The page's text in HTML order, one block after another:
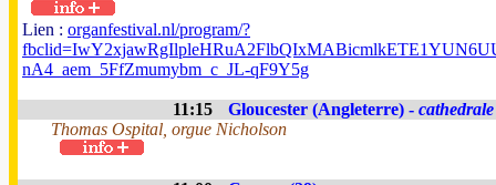
Lien : organfestival.nl/program/?
nA4_aem_5FfZmumybm_c_JL-qF9Y5g
11:15 Gloucester (Angleterre) - cathedrale
Thomas Ospital, orgue Nicholson